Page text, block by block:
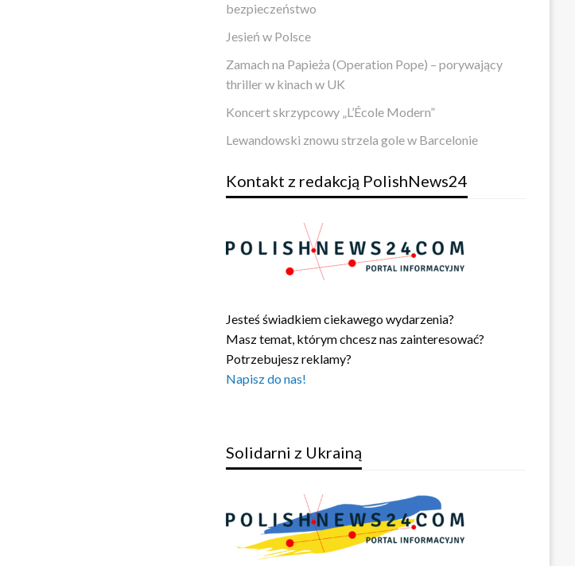
bezpieczeństwo
Jesień w Polsce
Zamach na Papieża (Operation Pope) – porywający
thriller w kinach w UK
Koncert skrzypcowy „L’École Modern”
Lewandowski znowu strzela gole w Barcelonie
Kontakt z redakcją PolishNews24
Jesteś świadkiem ciekawego wydarzenia?
Masz temat, którym chcesz nas zainteresować?
Potrzebujesz reklamy?
Napisz do nas!
Solidarni z Ukrainą